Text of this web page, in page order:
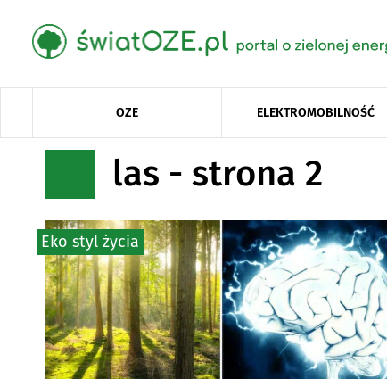
OZE ELEKTROMOBILNOŚĆ
las - strona 2
Eko styl życia